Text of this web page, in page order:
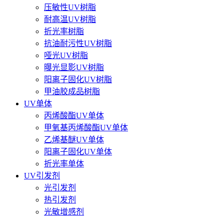
压敏性UV树脂
耐高温UV树脂
折光率树脂
抗油耐污性UV树脂
哑光UV树脂
曝光显影UV树脂
阳离子固化UV树脂
甲油胶成品树脂
UV单体
丙烯酸酯UV单体
甲氧基丙烯酸酯UV单体
乙烯基醚UV单体
阳离子固化UV单体
折光率单体
UV引发剂
光引发剂
热引发剂
光敏增感剂